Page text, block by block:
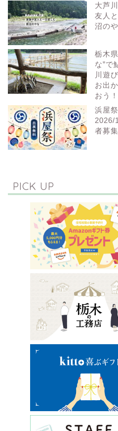
大芦
友人
沼の
栃木
な”で
川遊
お出
おう！
浜屋祭
2026/
者募
PICK UP